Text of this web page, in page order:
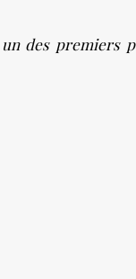
des premiers